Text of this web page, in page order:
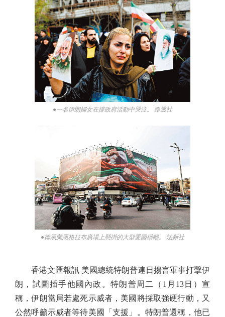
●一名伊朗婦女在撐政府活動中哭泣。 路透社
●德黑蘭恩格拉布廣場上懸掛的大型愛國橫幅。 法新社
香港文匯報訊 美國總統特朗普連日揚言軍事打擊伊
朗，試圖插手他國內政。特朗普周二（1月13日）宣
稱，伊朗當局若處死示威者，美國將採取強硬行動，又
公然呼籲示威者等待美國「支援」。特朗普還稱，他已